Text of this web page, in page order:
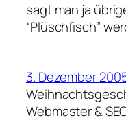
sagt man ja
“Plüschfisch”
3. Dezember
Webmaster &